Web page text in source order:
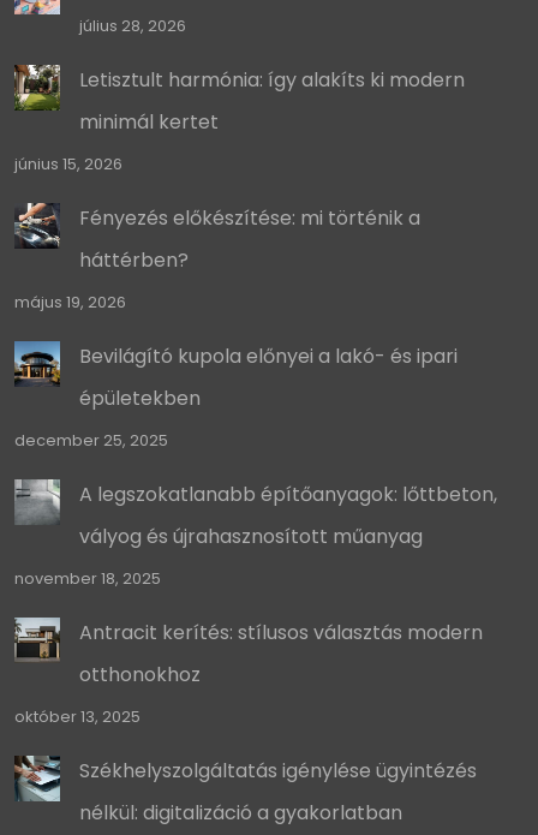
július 28, 2026
Letisztult harmónia: így alakíts ki modern
minimál kertet
június 15, 2026
Fényezés előkészítése: mi történik a
háttérben?
május 19, 2026
Bevilágító kupola előnyei a lakó- és ipari
épületekben
december 25, 2025
A legszokatlanabb építőanyagok: lőttbeton,
vályog és újrahasznosított műanyag
november 18, 2025
Antracit kerítés: stílusos választás modern
otthonokhoz
október 13, 2025
Székhelyszolgáltatás igénylése ügyintézés
nélkül: digitalizáció a gyakorlatban